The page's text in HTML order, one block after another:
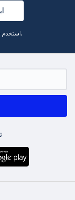
استخدم في دقائق دون الحاجة إلى بطاقة ائتمان.